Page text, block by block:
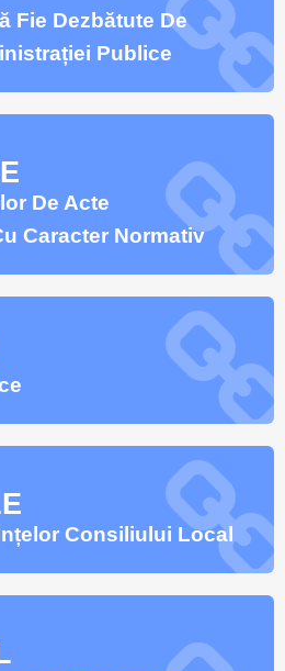
Fie Dezbătute De
Publice
De Acte
Caracter Normativ
Consiliului Local